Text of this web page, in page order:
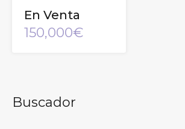
En Venta
150,000€
Buscador